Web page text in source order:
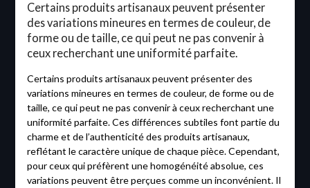
Certains produits artisanaux peuvent présenter
des variations mineures en termes de couleur, de
forme ou de taille, ce qui peut ne pas convenir à
ceux recherchant une uniformité parfaite.
Certains produits artisanaux peuvent présenter des
variations mineures en termes de couleur, de forme ou de
taille, ce qui peut ne pas convenir à ceux recherchant une
uniformité parfaite. Ces différences subtiles font partie du
charme et de l’authenticité des produits artisanaux,
reflétant le caractère unique de chaque pièce. Cependant,
pour ceux qui préfèrent une homogénéité absolue, ces
variations peuvent être perçues comme un inconvénient. Il